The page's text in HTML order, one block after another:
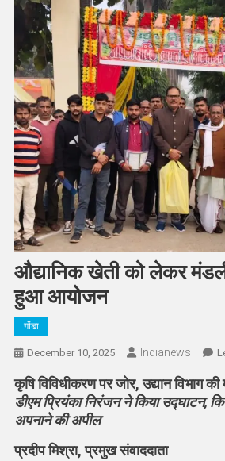
औद्यानिक खेती को लेकर
हुआ आयोजन
गोंडा
December 10, 2025 Indianews
कृषि विविधीकरण पर जोर, उद्यान विभाग की
डीएम प्रियंका निरंजन ने किया उद्घाटन,
अपनाने की अपील
प्रदीप मिश्रा, प्रमुख संवाददाता